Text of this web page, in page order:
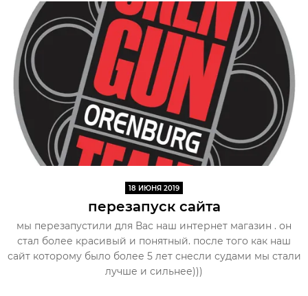
18 ИЮНЯ 2019
перезапуск сайта
мы перезапустили для Вас наш интернет магазин . он
стал более красивый и понятный. после того как наш
сайт которому было более 5 лет снесли судами мы стали
лучше и сильнее)))